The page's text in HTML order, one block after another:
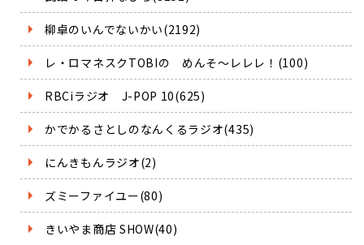
柳卓のいんでないかい(2192)
レ・ロマネスクTOBIの めんそ～レレレ！(100)
RBCiラジオ J-POP 10(625)
かでかるさとしのなんくるラジオ(435)
にんきもんラジオ(2)
ズミーファイユー(80)
きいやま商店 SHOW(40)